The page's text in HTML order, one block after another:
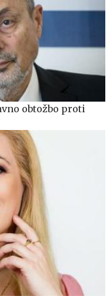
obtožbo proti